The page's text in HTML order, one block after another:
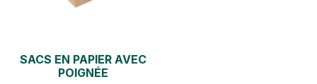
SACS EN PAPIER AVEC
POIGNÉE